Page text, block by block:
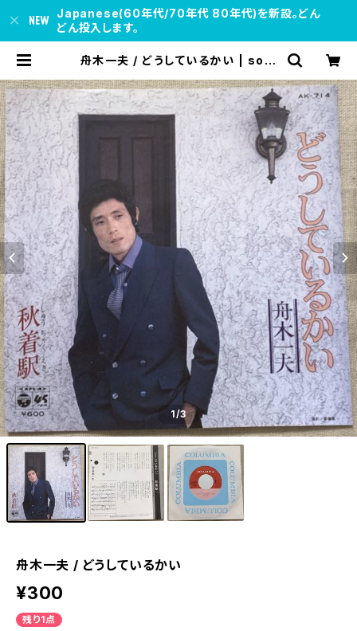
Japanese(60年代/70年代 80年代)を新設。どん
どん投入します。
舟木一夫 / どうしているかい | soul
1/3
舟木一夫 / どうしているかい
¥300
残り1点